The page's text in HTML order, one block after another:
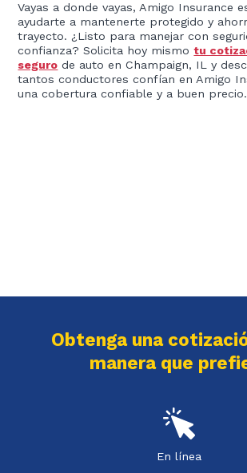
Vayas a donde vayas, Amigo Insurance
ayudarte a mantenerte protegido y
trayecto. ¿Listo para manejar con
confianza? Solicita hoy mismotu
seguro de auto en Champaign, IL y
tantos conductores confían en Amigo
una cobertura confiable y a buen precio.
Obtenga una
manera que
En línea